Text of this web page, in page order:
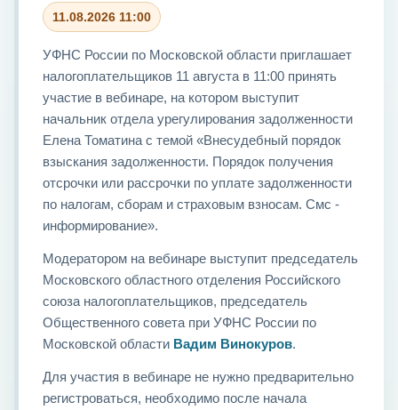
11.08.2026 11:00
УФНС России по Московской области приглашает
налогоплательщиков 11 августа в 11:00 принять
участие в вебинаре, на котором выступит
начальник отдела урегулирования задолженности
Елена Томатина с темой «Внесудебный порядок
взыскания задолженности. Порядок получения
отсрочки или рассрочки по уплате задолженности
по налогам, сборам и страховым взносам. Смс -
информирование».
Модератором на вебинаре выступит председатель
Московского областного отделения Российского
союза налогоплательщиков, председатель
Общественного совета при УФНС России по
Московской области Вадим Винокуров.
Для участия в вебинаре не нужно предварительно
регистроваться, необходимо после начала